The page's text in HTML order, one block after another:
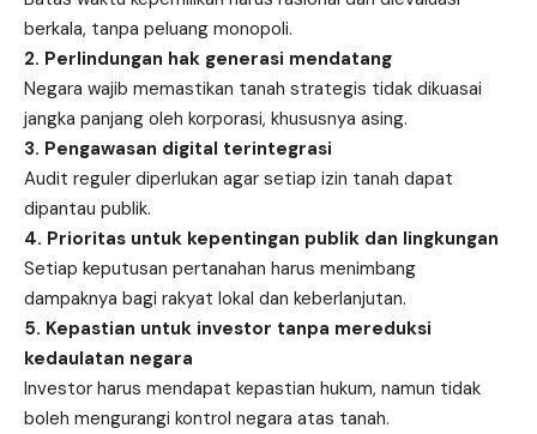
berkala, tanpa peluang monopoli.
2. Perlindungan hak generasi mendatang
Negara wajib memastikan tanah strategis tidak dikuasai
jangka panjang oleh korporasi, khususnya asing.
3. Pengawasan digital terintegrasi
Audit reguler diperlukan agar setiap izin tanah dapat
dipantau publik.
4. Prioritas untuk kepentingan publik dan lingkungan
Setiap keputusan pertanahan harus menimbang
dampaknya bagi rakyat lokal dan keberlanjutan.
5. Kepastian untuk investor tanpa mereduksi
kedaulatan negara
Investor harus mendapat kepastian hukum, namun tidak
boleh mengurangi kontrol negara atas tanah.